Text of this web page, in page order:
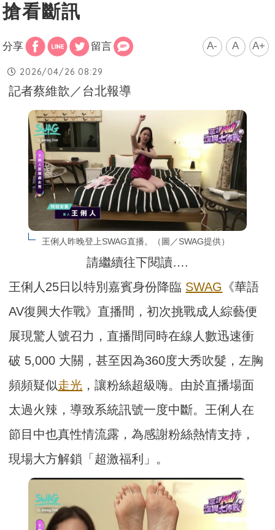
搶看斷訊
分享 留言 A- A A+
2026/04/26 08:29
記者蔡維歆／台北報導
王俐人昨晚登上SWAG直播。（圖／SWAG提供）
請繼續往下閱讀….
王俐人25日以特別嘉賓身份降臨 SWAG 《華語
AV復興大作戰》直播間，初次挑戰成人綜藝便
展現驚人號召力，直播間同時在線人數迅速衝
破 5,000 大關，甚至因為360度大秀吹髮，左胸
頻頻疑似走光 ，讓粉絲超級嗨。由於直播場面
太過火辣，導致系統訊號一度中斷。王俐人在
節目中也真性情流露，為感謝粉絲熱情支持，
現場大方解鎖「超激福利」。